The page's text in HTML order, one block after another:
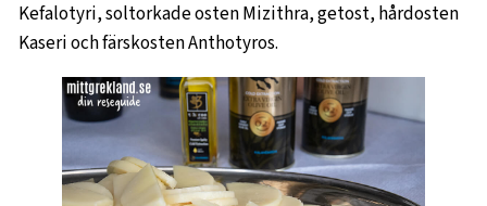
Kefalotyri, soltorkade osten Mizithra, getost, hårdosten
Kaseri och färskosten Anthotyros.